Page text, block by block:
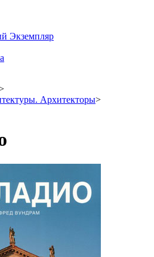
Экземпляр
Архитекторы>